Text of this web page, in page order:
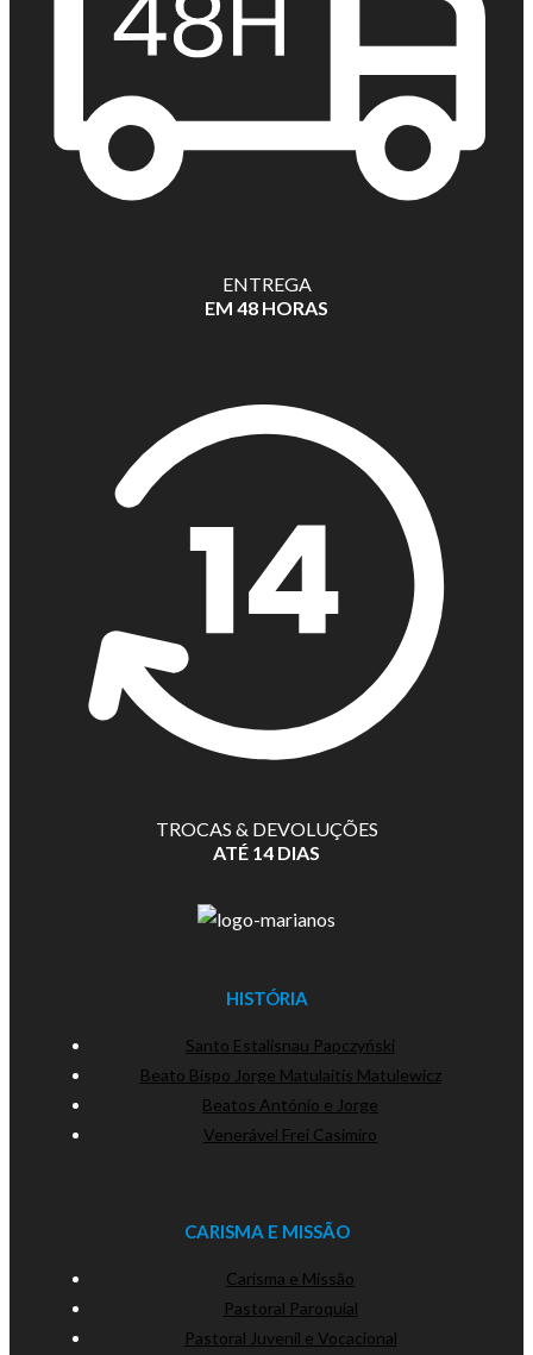
ENTREGA
EM 48 HORAS
TROCAS & DEVOLUÇÕES
ATÉ 14 DIAS
HISTÓRIA
Santo Estalisnau Papczyński
Beato Bispo Jorge Matulaitis Matulewicz
Beatos António e Jorge
Venerável Frei Casimiro
CARISMA E MISSÃO
Carisma e Missão
Pastoral Paroquial
Pastoral Juvenil e Vocacional